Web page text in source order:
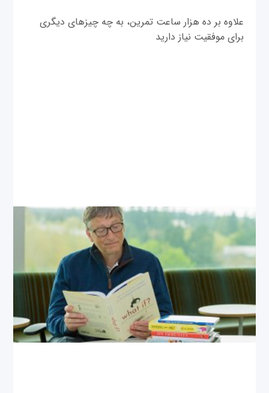
علاوه بر ده هزار ساعت تمرین، به چه چیزهای دیگری
برای موفقیت نیاز دارید